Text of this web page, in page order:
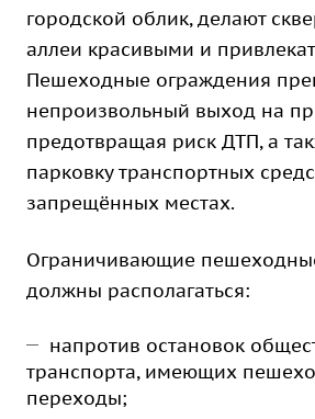
городской облик, делают
аллеи красивыми и
Пешеходные ограждения
непроизвольный выход на
предотвращая риск ДТП, а
парковку транспортных
запрещённых местах.
Ограничивающие
должны располагаться:
напротив остановок
транспорта, имеющих
переходы;